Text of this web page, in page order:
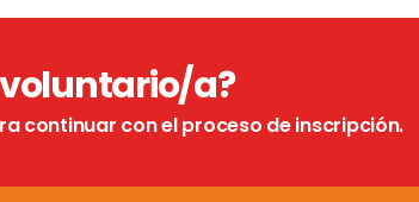
voluntario/a?
continuar con el proceso de inscripción.